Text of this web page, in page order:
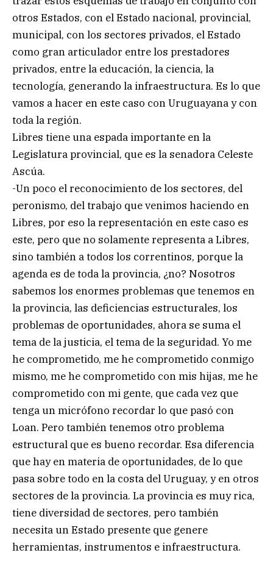
otros Estados, con el Estado nacional, provincial,
municipal, con los sectores privados, el Estado
como gran articulador entre los prestadores
privados, entre la educación, la ciencia, la
tecnología, generando la infraestructura. Es lo que
vamos a hacer en este caso con Uruguayana y con
toda la región.
Libres tiene una espada importante en la
Legislatura provincial, que es la senadora Celeste
Ascúa.
-Un poco el reconocimiento de los sectores, del
peronismo, del trabajo que venimos haciendo en
Libres, por eso la representación en este caso es
este, pero que no solamente representa a Libres,
sino también a todos los correntinos, porque la
agenda es de toda la provincia, ¿no? Nosotros
sabemos los enormes problemas que tenemos en
la provincia, las deficiencias estructurales, los
problemas de oportunidades, ahora se suma el
tema de la justicia, el tema de la seguridad. Yo me
he comprometido, me he comprometido conmigo
mismo, me he comprometido con mis hijas, me he
comprometido con mi gente, que cada vez que
tenga un micrófono recordar lo que pasó con
Loan. Pero también tenemos otro problema
estructural que es bueno recordar. Esa diferencia
que hay en materia de oportunidades, de lo que
pasa sobre todo en la costa del Uruguay, y en otros
sectores de la provincia. La provincia es muy rica,
tiene diversidad de sectores, pero también
necesita un Estado presente que genere
herramientas, instrumentos e infraestructura.